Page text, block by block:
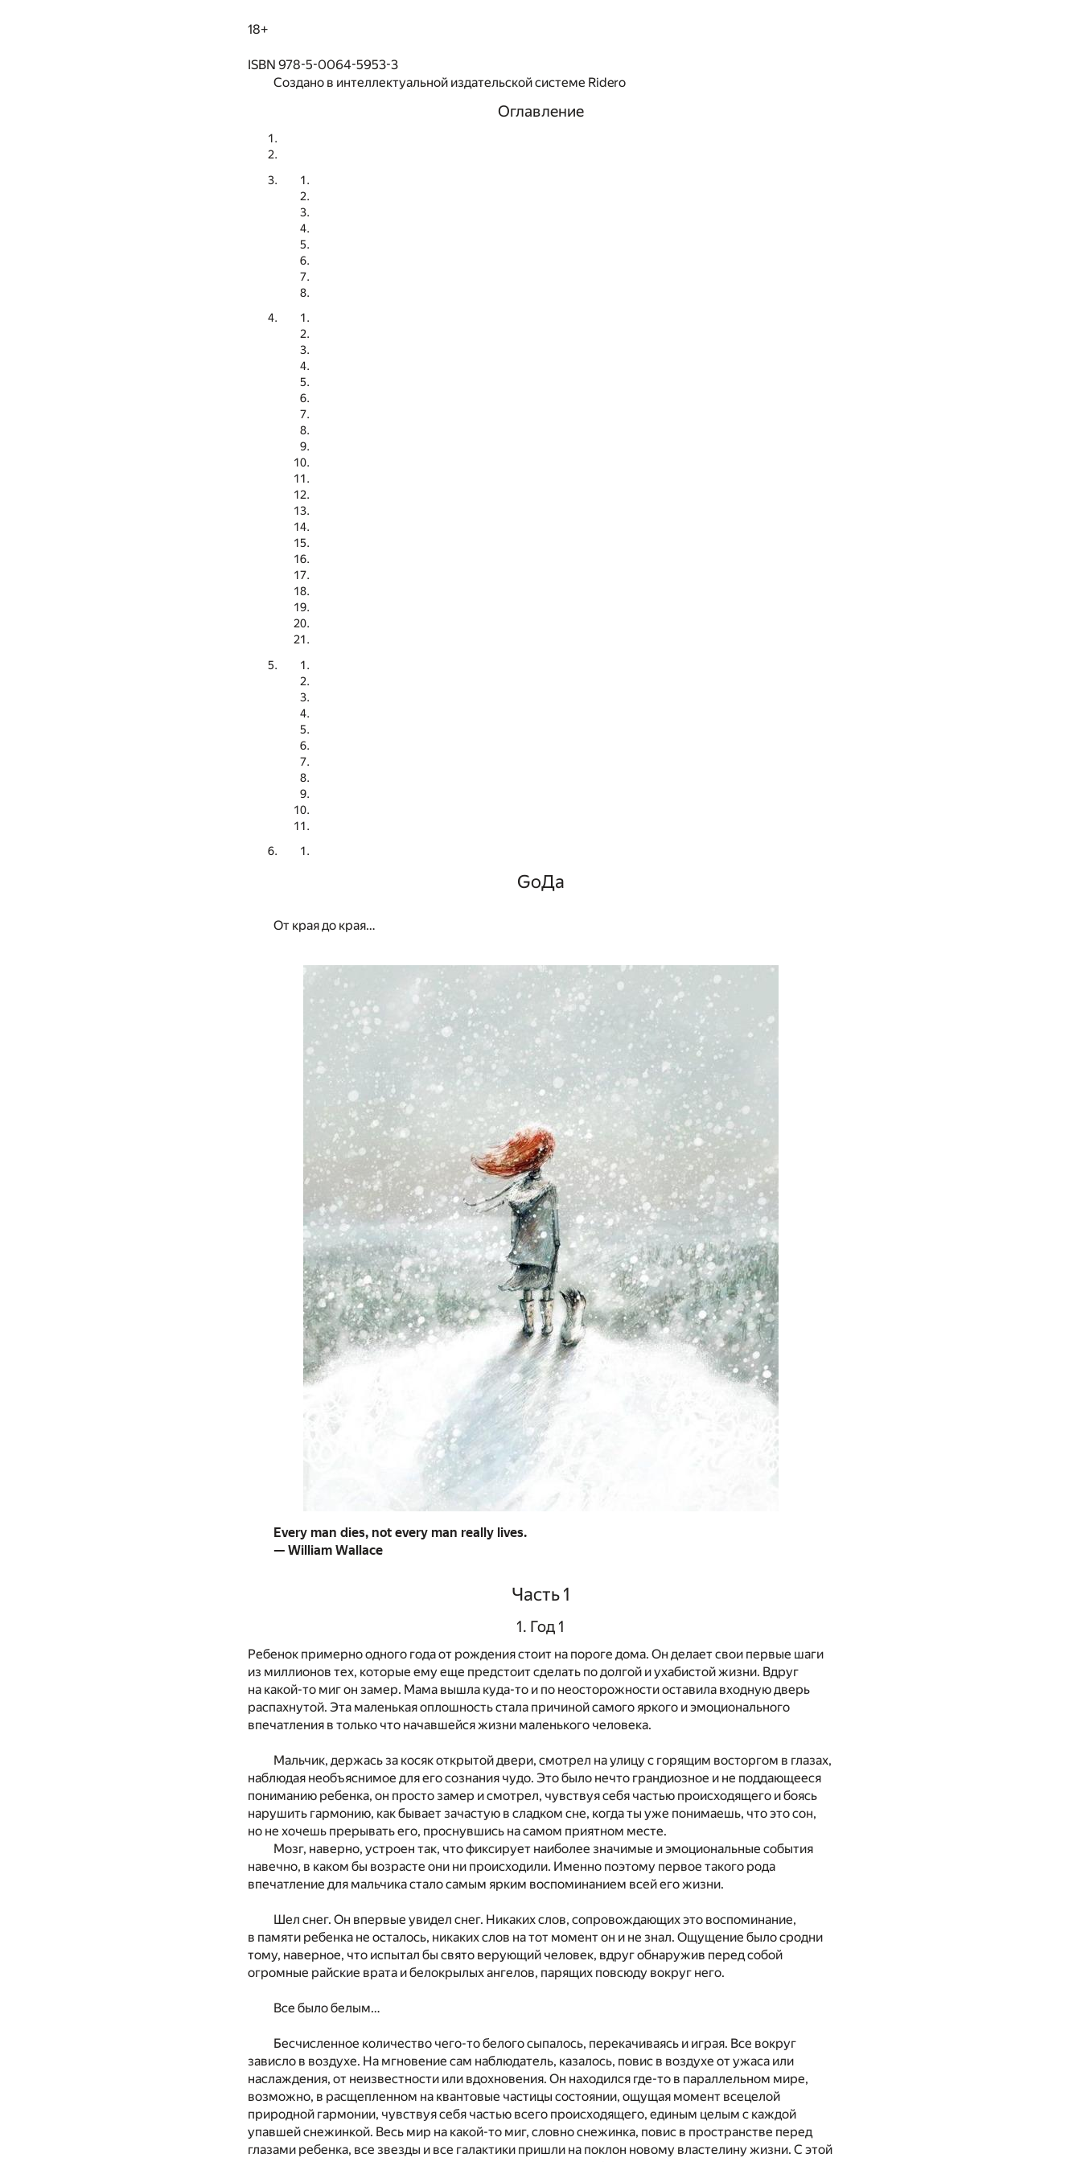
18+
ISBN 978-5-0064-5953-3
Создано в интеллектуальной издательской системе Ridero
Оглавление
GоДа
От края до края…
Every man dies, not every man really lives.
— William Wallace
Часть 1
1. Год 1
Ребенок примерно одного года от рождения стоит на пороге дома. Он делает свои первые шаги
из миллионов тех, которые ему еще предстоит сделать по долгой и ухабистой жизни. Вдруг
на какой-то миг он замер. Мама вышла куда-то и по неосторожности оставила входную дверь
распахнутой. Эта маленькая оплошность стала причиной самого яркого и эмоционального
впечатления в только что начавшейся жизни маленького человека.
Мальчик, держась за косяк открытой двери, смотрел на улицу с горящим восторгом в глазах,
наблюдая необъяснимое для его сознания чудо. Это было нечто грандиозное и не поддающееся
пониманию ребенка, он просто замер и смотрел, чувствуя себя частью происходящего и боясь
нарушить гармонию, как бывает зачастую в сладком сне, когда ты уже понимаешь, что это сон,
но не хочешь прерывать его, проснувшись на самом приятном месте.
Мозг, наверно, устроен так, что фиксирует наиболее значимые и эмоциональные события
навечно, в каком бы возрасте они ни происходили. Именно поэтому первое такого рода
впечатление для мальчика стало самым ярким воспоминанием всей его жизни.
Шел снег. Он впервые увидел снег. Никаких слов, сопровождающих это воспоминание,
в памяти ребенка не осталось, никаких слов на тот момент он и не знал. Ощущение было сродни
тому, наверное, что испытал бы свято верующий человек, вдруг обнаружив перед собой
огромные райские врата и белокрылых ангелов, парящих повсюду вокруг него.
Все было белым…
Бесчисленное количество чего-то белого сыпалось, перекачиваясь и играя. Все вокруг
зависло в воздухе. На мгновение сам наблюдатель, казалось, повис в воздухе от ужаса или
наслаждения, от неизвестности или вдохновения. Он находился где-то в параллельном мире,
возможно, в расщепленном на квантовые частицы состоянии, ощущая момент всецелой
природной гармонии, чувствуя себя частью всего происходящего, единым целым с каждой
упавшей снежинкой. Весь мир на какой-то миг, словно снежинка, повис в пространстве перед
глазами ребенка, все звезды и все галактики пришли на поклон новому властелину жизни. С этой